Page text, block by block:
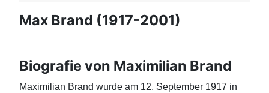
Max Brand (1917-2001)
Biografie von Maximilian Brand
Maximilian Brand wurde am 12. September 1917 in